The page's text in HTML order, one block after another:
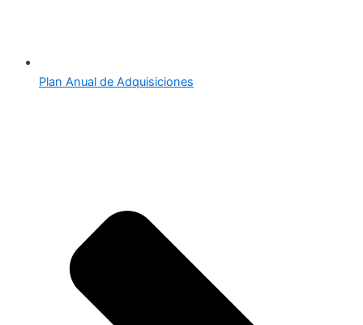
Plan Anual de Adquisiciones